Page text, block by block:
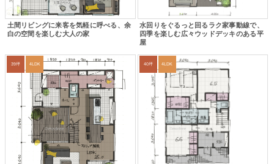
土間リビングに来客を気軽に呼べる、余
白の空間を楽しむ大人の家
水回りをぐるっと回るラク家事動線で、
四季を楽しむ広々ウッドデッキのある平
屋
39坪 4LDK 40坪 4LDK